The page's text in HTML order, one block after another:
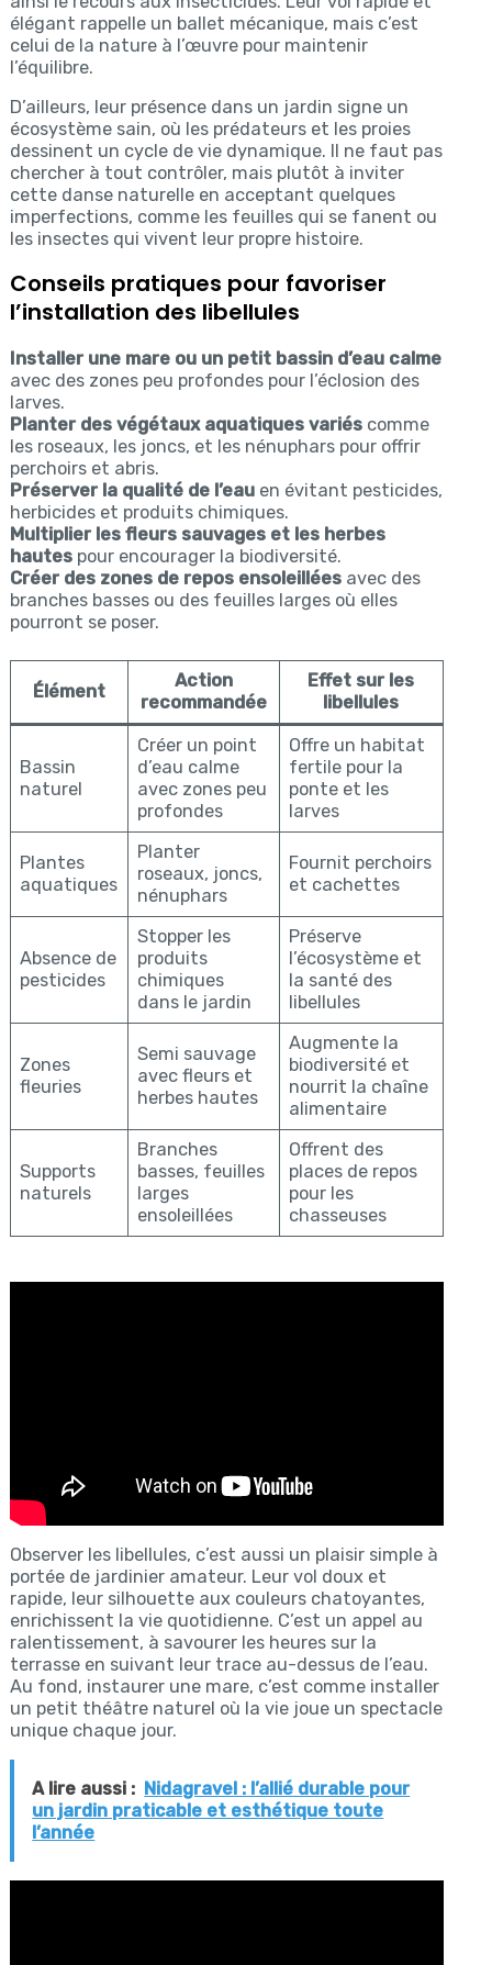
élégant rappelle un ballet mécanique, mais c’est
celui de la nature à l’œuvre pour maintenir
l’équilibre.
D’ailleurs, leur présence dans un jardin signe un
écosystème sain, où les prédateurs et les proies
dessinent un cycle de vie dynamique. Il ne faut pas
chercher à tout contrôler, mais plutôt à inviter
cette danse naturelle en acceptant quelques
imperfections, comme les feuilles qui se fanent ou
les insectes qui vivent leur propre histoire.
Conseils pratiques pour favoriser
l’installation des libellules
Installer une mare ou un petit bassin d’eau calme
avec des zones peu profondes pour l’éclosion des
larves.
Planter des végétaux aquatiques variéscomme
les roseaux, les joncs, et les nénuphars pour offrir
perchoirs et abris.
Préserver la qualité de l’eauen évitant pesticides,
herbicides et produits chimiques.
Multiplier les fleurs sauvages et les herbes
hautespour encourager la biodiversité.
Créer des zones de repos ensoleilléesavec des
branches basses ou des feuilles larges où elles
pourront se poser.
Élément
Action
recommandée
Effet sur les
libellules
Bassin
naturel
Créer un point
d’eau calme
avec zones peu
profondes
Offre un habitat
fertile pour la
ponte et les
larves
Plantes
aquatiques
Planter
roseaux, joncs,
nénuphars
Fournit perchoirs
et cachettes
Absence de
pesticides
Stopper les
produits
chimiques
dans le jardin
Préserve
l’écosystème et
la santé des
libellules
Zones
fleuries
Semi sauvage
avec fleurs et
herbes hautes
Augmente la
biodiversité et
nourrit la chaîne
alimentaire
Supports
naturels
Branches
basses, feuilles
larges
ensoleillées
Offrent des
places de repos
pour les
chasseuses
Observer les libellules, c’est aussi un plaisir simple à
portée de jardinier amateur. Leur vol doux et
rapide, leur silhouette aux couleurs chatoyantes,
enrichissent la vie quotidienne. C’est un appel au
ralentissement, à savourer les heures sur la
terrasse en suivant leur trace au-dessus de l’eau.
Au fond, instaurer une mare, c’est comme installer
un petit théâtre naturel où la vie joue un spectacle
unique chaque jour.
A lire aussi : Nidagravel : l’allié durable pour
un jardin praticable et esthétique toute
l’année